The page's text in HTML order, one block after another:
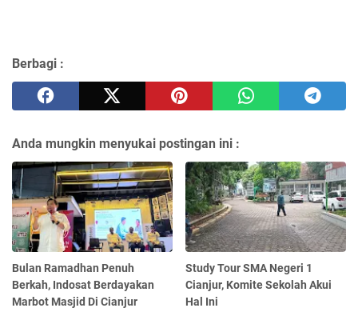
Berbagi :
Anda mungkin menyukai postingan ini :
Bulan Ramadhan Penuh
Berkah, Indosat Berdayakan
Marbot Masjid Di Cianjur
Study Tour SMA Negeri 1
Cianjur, Komite Sekolah Akui
Hal Ini